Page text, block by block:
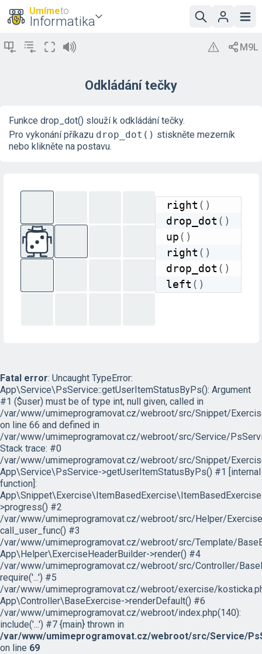
Umímeto
Informatika
Odkládání tečky
Funkce drop_dot() slouží k odkládání tečky.
Pro vykonání příkazu drop_dot() stiskněte mezerník
nebo klikněte na postavu.
right ( )
drop_dot ( )
up( )
right ( )
drop_dot ( )
left ( )
Fatal error: Uncaught TypeError:
App\Service\PsService::getUserItemStatusByPs(): Argument
#1 ($user) must be of type int, null given, called in
/var/www/umimeprogramovat.cz/webroot/src/Snippet/
on line 66 and defined in
/var/www/umimeprogramovat.cz/webroot/src/Service/
Stack trace: #0
/var/www/umimeprogramovat.cz/webroot/src/Snippet/
App\Service\PsService->getUserItemStatusByPs() #1 [internal
function]:
>progress() #2
/var/www/umimeprogramovat.cz/webroot/src/Helper/
call_user_func() #3
/var/www/umimeprogramovat.cz/webroot/src/Template/
App\Helper\ExerciseHeaderBuilder->render() #4
/var/www/umimeprogramovat.cz/webroot/src/Controller/
require('...') #5
/var/www/umimeprogramovat.cz/webroot/exercise/
App\Controller\BaseExercise->renderDefault() #6
/var/www/umimeprogramovat.cz/webroot/index.php(140):
include('...') #7 {main} thrown in
/var/www/umimeprogramovat.cz/webroot/src/Service/
on line 69